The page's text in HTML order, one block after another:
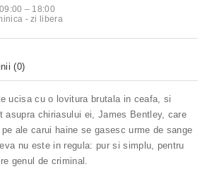
– 18:00
- zi libera
(0)
ucisa cu o lovitura brutala in ceafa, si
asupra chiriasului ei, James Bentley, care
ale carui haine se gasesc urme de sange
nu este in regula: pur si simplu, pentru
genul de criminal.